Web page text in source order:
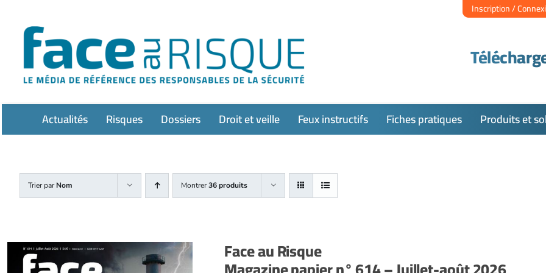
contenu
Inscription /
Actualités Risques Dossiers Droit et veille Feux instructifs Fiches pratiques Produits et
Trier parNom Montrer36 produits
Face au Risque